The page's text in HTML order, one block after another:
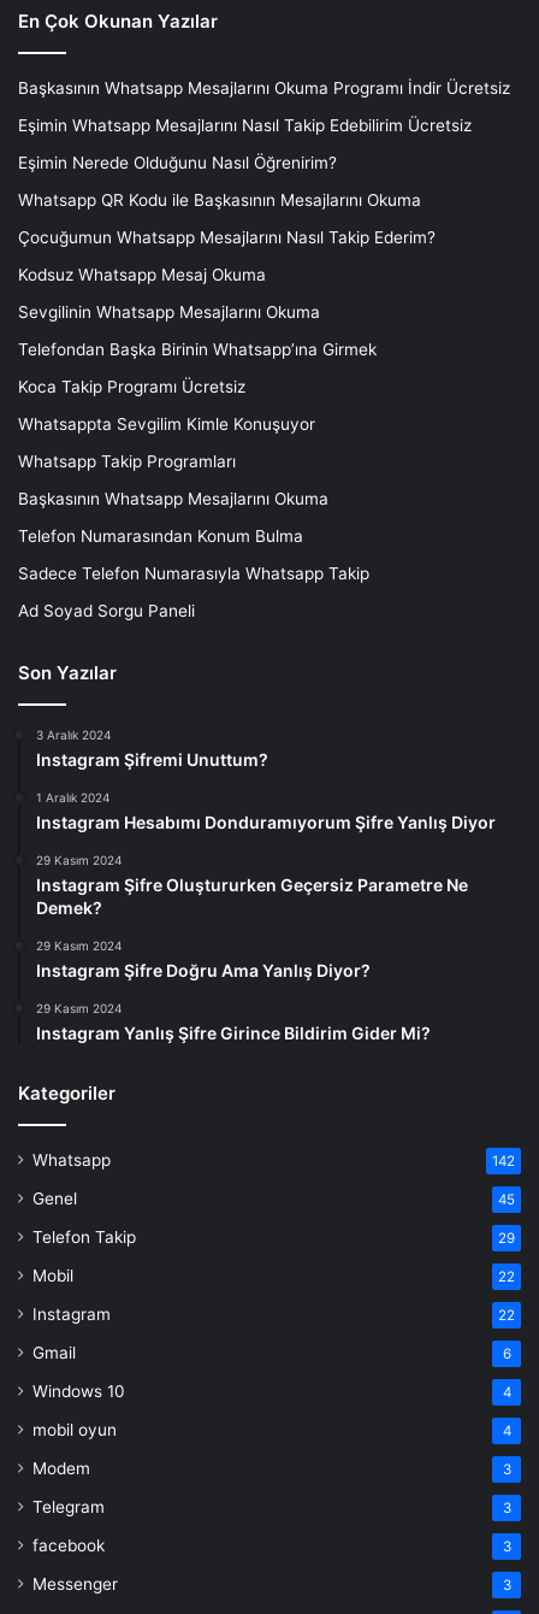
En Çok Okunan Yazılar
Başkasının Whatsapp Mesajlarını Okuma Programı İndir Ücretsiz
Eşimin Whatsapp Mesajlarını Nasıl Takip Edebilirim Ücretsiz
Eşimin Nerede Olduğunu Nasıl Öğrenirim?
Whatsapp QR Kodu ile Başkasının Mesajlarını Okuma
Çocuğumun Whatsapp Mesajlarını Nasıl Takip Ederim?
Kodsuz Whatsapp Mesaj Okuma
Sevgilinin Whatsapp Mesajlarını Okuma
Telefondan Başka Birinin Whatsapp’ına Girmek
Koca Takip Programı Ücretsiz
Whatsappta Sevgilim Kimle Konuşuyor
Whatsapp Takip Programları
Başkasının Whatsapp Mesajlarını Okuma
Telefon Numarasından Konum Bulma
Sadece Telefon Numarasıyla Whatsapp Takip
Ad Soyad Sorgu Paneli
Son Yazılar
3 Aralık 2024
Instagram Şifremi Unuttum?
1 Aralık 2024
Instagram Hesabımı Donduramıyorum Şifre Yanlış Diyor
29 Kasım 2024
Instagram Şifre Oluştururken Geçersiz Parametre Ne
Demek?
29 Kasım 2024
Instagram Şifre Doğru Ama Yanlış Diyor?
29 Kasım 2024
Instagram Yanlış Şifre Girince Bildirim Gider Mi?
Kategoriler
Whatsapp 142
Genel 45
Telefon Takip 29
Mobil 22
Instagram 22
Gmail 6
Windows 10 4
mobil oyun 4
Modem 3
Telegram 3
facebook 3
Messenger 3